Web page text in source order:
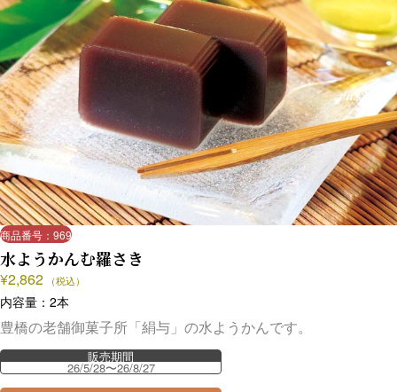
商品番号：969
水ようかんむ羅さき
¥2,862 （税込）
内容量：2本
豊橋の老舗御菓子所「絹与」の水ようかんです。
販売期間
26/5/28〜26/8/27